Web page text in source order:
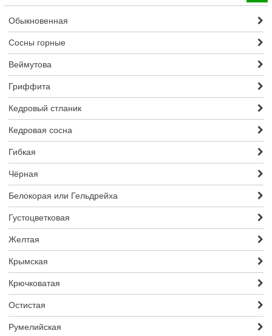
Обыкновенная
Сосны горные
Веймутова
Гриффита
Кедровый стланик
Кедровая сосна
Гибкая
Чёрная
Белокорая или Гельдрейха
Густоцветковая
Желтая
Крымская
Крючковатая
Остистая
Румелийская